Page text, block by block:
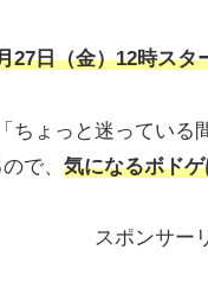
27日（金）12時スタ
ちょっと迷っている
で、 気になるボド
スポンサー